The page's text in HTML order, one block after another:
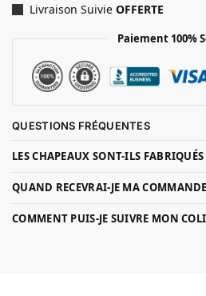
Livraison Suivie OFFERTE
Paiement 100%
QUESTIONS FRÉQUENTES
LES CHAPEAUX SONT-ILS
QUAND RECEVRAI-JE MA
COMMENT PUIS-JE SUIVRE MON